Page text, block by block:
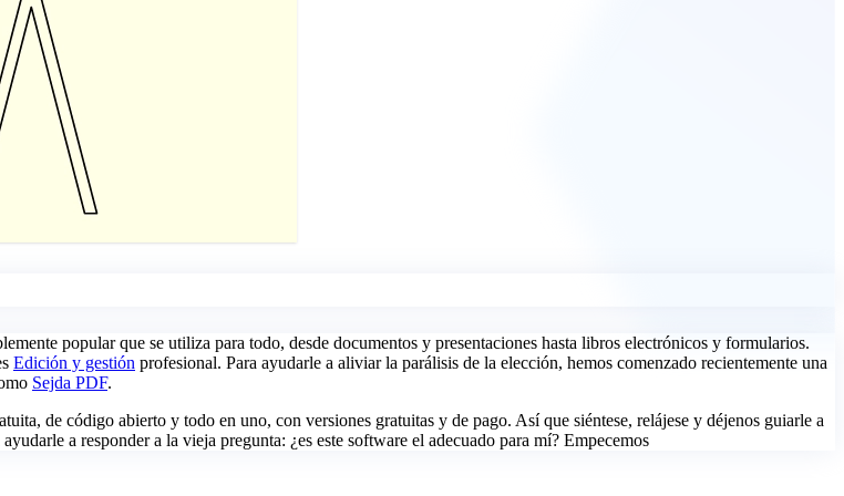
popular que se utiliza para todo, desde documentos y presentaciones hasta libros electrónicos y formularios.
Edición y gestión profesional. Para ayudarle a aliviar la parálisis de la elección, hemos comenzado recientemente una
Sejda PDF.
de código abierto y todo en uno, con versiones gratuitas y de pago. Así que siéntese, relájese y déjenos guiarle a
a responder a la vieja pregunta: ¿es este software el adecuado para mí? Empecemos